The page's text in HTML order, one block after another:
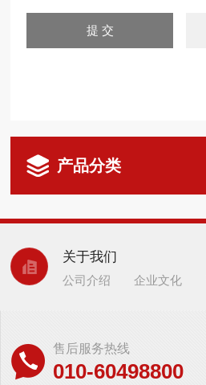
产品分类
关于我们
公司介绍 企业文化
售后服务热线
010-60498800